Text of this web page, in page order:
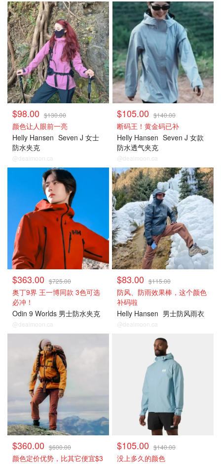
$98.00 $130.00
颜色让人眼前一亮
Helly Hansen Seven J 女士
防水夹克
@dealmoon.ca
$105.00 $140.00
断码王！黄金码已补
Helly Hansen Seven J 女款
防水透气夹克
@dealmoon.ca
$363.00 $725.00
奥丁9界 王一博同款 3色可选
必冲！
Odin 9 Worlds 男士防水夹克
@dealmoon.ca
$83.00 $115.00
防风、防雨效果棒，这个颜色
补码啦
Helly Hansen 男士防风雨衣
@dealmoon.ca
$360.00 $600.00
颜色定价优势，比其它便宜$3
$105.00 $140.00
没上多久的颜色